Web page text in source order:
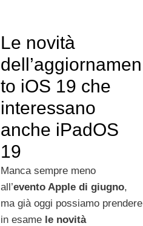
Le novità
dell’aggiornamen
to iOS 19 che
interessano
anche iPadOS
19
Manca sempre meno
all’evento Apple di giugno,
ma già oggi possiamo prendere
in esame le novità